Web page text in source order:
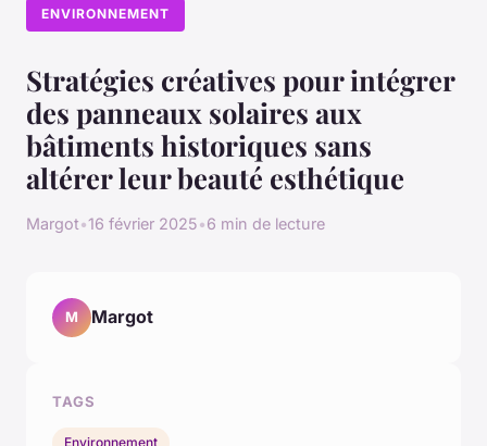
ENVIRONNEMENT
Stratégies créatives pour intégrer
des panneaux solaires aux
bâtiments historiques sans
altérer leur beauté esthétique
Margot•16 février 2025•6 min de lecture
M Margot
TAGS
Environnement